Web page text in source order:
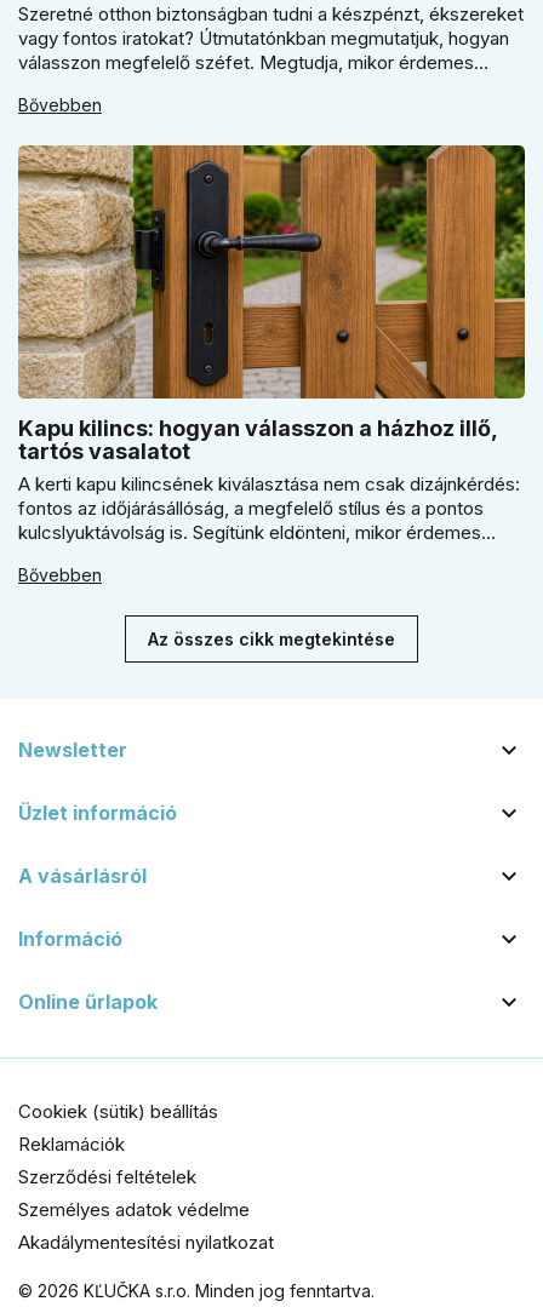
Szeretné otthon biztonságban tudni a készpénzt, ékszereket
vagy fontos iratokat? Útmutatónkban megmutatjuk, hogyan
válasszon megfelelő széfet. Megtudja, mikor érdemes
kulcsfontosságú a szakszerű rögzítés a valódi védelemhez
Bővebben
Kapu kilincs: hogyan válasszon a házhoz illő,
tartós vasalatot
A kerti kapu kilincsének kiválasztása nem csak dizájnkérdés:
fontos az időjárásállóság, a megfelelő stílus és a pontos
kulcslyuktávolság is. Segítünk eldönteni, mikor érdemes
kilincs + gomb megoldást választani.
Bővebben
Az összes cikk megtekintése
Newsletter 
Üzlet információ 
A vásárlásról 
Információ 
Online űrlapok 
© 2026 KĽUČKA s.r.o. Minden jog fenntartva.
Cookiek (sütik) beállítás
Reklamációk
Szerződési feltételek
Személyes adatok védelme
Akadálymentesítési nyilatkozat